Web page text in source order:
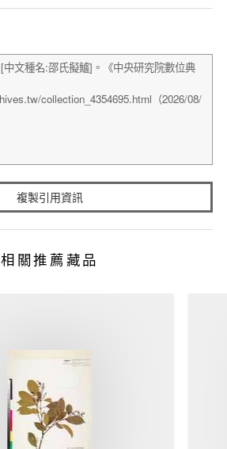
複製引用資訊
相關推薦藏品